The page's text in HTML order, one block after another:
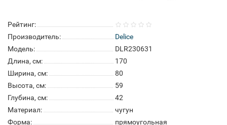
Рейтинг:
Производитель:
Delice
Модель:
DLR230631
Длина, см:
170
Ширина, см:
80
Высота, см:
59
Глубина, см:
42
Материал:
чугун
Форма:
прямоугольная